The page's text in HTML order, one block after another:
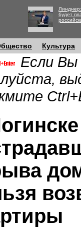
будет
Культура
Если Вы